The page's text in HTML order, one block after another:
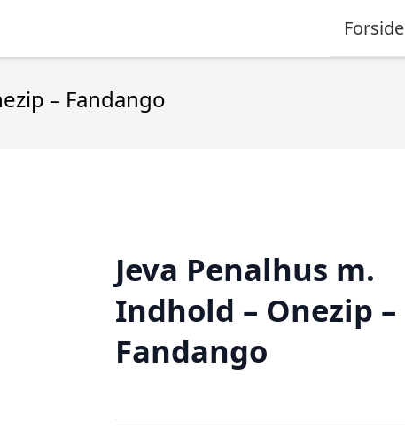
Forside
– Fandango
Jeva Penalhus m.
Indhold – Onezip –
Fandango